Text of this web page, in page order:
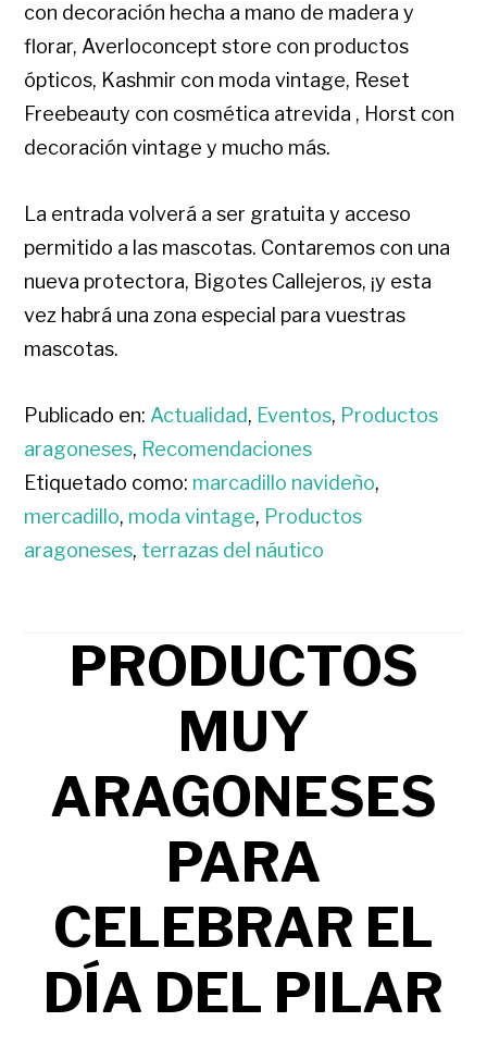
con decoración hecha a mano de madera y
florar, Averloconcept store con productos
ópticos, Kashmir con moda vintage, Reset
Freebeauty con cosmética atrevida , Horst con
decoración vintage y mucho más.
La entrada volverá a ser gratuita y acceso
permitido a las mascotas. Contaremos con una
nueva protectora, Bigotes Callejeros, ¡y esta
vez habrá una zona especial para vuestras
mascotas.
Publicado en: Actualidad, Eventos, Productos
aragoneses, Recomendaciones
Etiquetado como: marcadillo navideño,
mercadillo, moda vintage, Productos
aragoneses, terrazas del náutico
PRODUCTOS
MUY
ARAGONESES
PARA
CELEBRAR EL
DÍA DEL PILAR